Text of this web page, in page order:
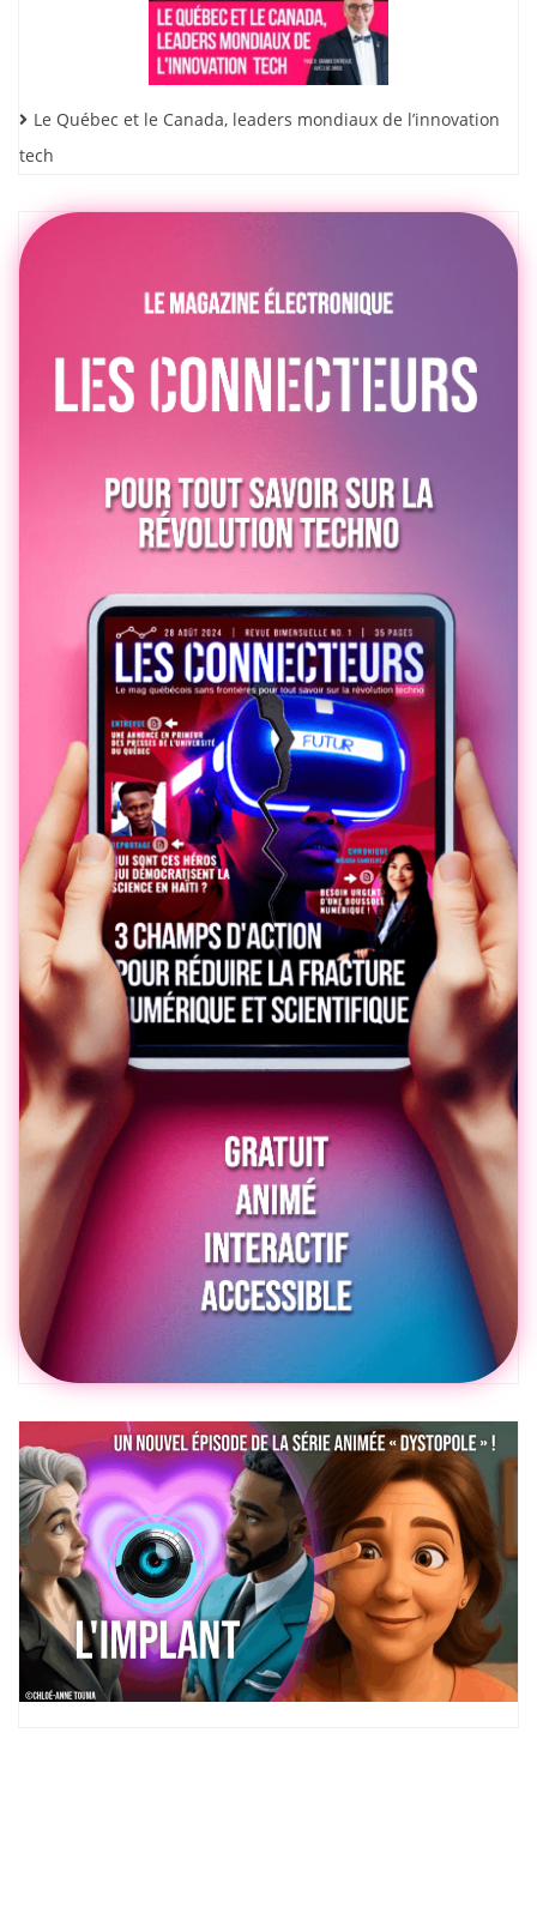
Le Québec et le Canada, leaders mondiaux de l’innovation
tech